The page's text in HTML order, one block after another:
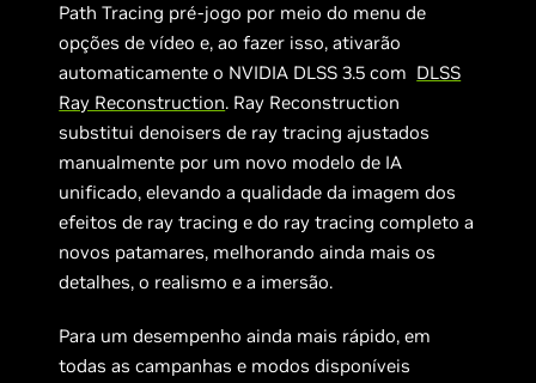
Path Tracing pré-jogo por meio do menu de
opções de vídeo e, ao fazer isso, ativarão
automaticamente o NVIDIA DLSS 3.5 com DLSS
Ray Reconstruction. Ray Reconstruction
substitui denoisers de ray tracing ajustados
manualmente por um novo modelo de IA
unificado, elevando a qualidade da imagem dos
efeitos de ray tracing e do ray tracing completo a
novos patamares, melhorando ainda mais os
detalhes, o realismo e a imersão.
Para um desempenho ainda mais rápido, em
todas as campanhas e modos disponíveis